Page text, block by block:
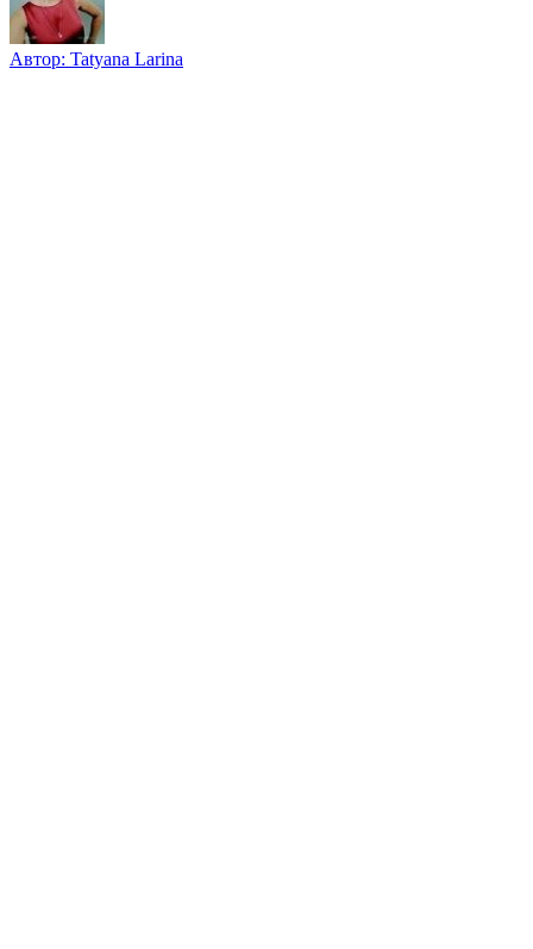
Автор: Tatyana Larina